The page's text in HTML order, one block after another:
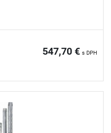
547,70 € s DPH